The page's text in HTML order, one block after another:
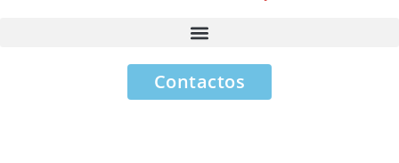
Contactos